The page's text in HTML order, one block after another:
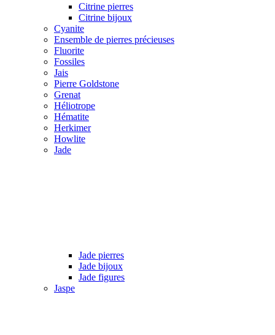
Citrine pierres
Citrine bijoux
Cyanite
Ensemble de pierres précieuses
Fluorite
Fossiles
Jais
Pierre Goldstone
Grenat
Héliotrope
Hématite
Herkimer
Howlite
Jade
Jade pierres
Jade bijoux
Jade figures
Jaspe